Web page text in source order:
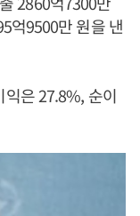
억9500만 원을 낸
은 27.8%, 순이